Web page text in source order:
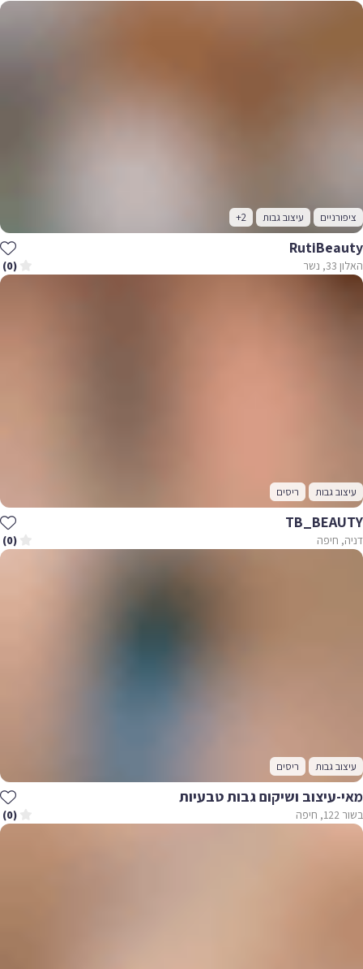
ציפורניים עיצוב גבות +2
RutiBeauty
האלון 33, נשר (0)
עיצוב גבות ריסים
TB_BEAUTY
דניה, חיפה (0)
עיצוב גבות ריסים
מאי-עיצוב ושיקום גבות טבעיות
בשור 122, חיפה (0)